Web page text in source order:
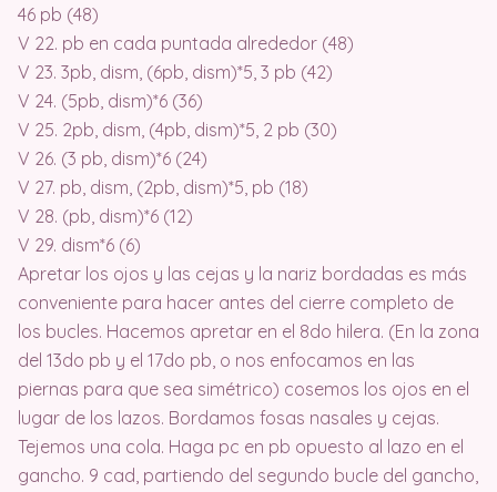
46 pb (48)
V 22. pb en cada puntada alrededor (48)
V 23. 3pb, dism, (6pb, dism)*5, 3 pb (42)
V 24. (5pb, dism)*6 (36)
V 25. 2pb, dism, (4pb, dism)*5, 2 pb (30)
V 26. (3 pb, dism)*6 (24)
V 27. pb, dism, (2pb, dism)*5, pb (18)
V 28. (pb, dism)*6 (12)
V 29. dism*6 (6)
Apretar los ojos y las cejas y la nariz bordadas es más
conveniente para hacer antes del cierre completo de
los bucles. Hacemos apretar en el 8do hilera. (En la zona
del 13do pb y el 17do pb, o nos enfocamos en las
piernas para que sea simétrico) cosemos los ojos en el
lugar de los lazos. Bordamos fosas nasales y cejas.
Tejemos una cola. Haga pc en pb opuesto al lazo en el
gancho. 9 cad, partiendo del segundo bucle del gancho,